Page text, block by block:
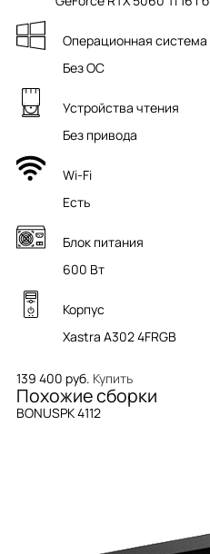
Операционная система
Без ОС
Устройства чтения
Без привода
Wi-Fi
Есть
Блок питания
600 Вт
Корпус
Xastra A302 4FRGB
139 400 руб. Купить
Похожие сборки
BONUSPK 4112